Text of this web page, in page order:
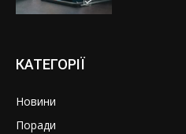
КАТЕГОРІЇ
Новини
Поради